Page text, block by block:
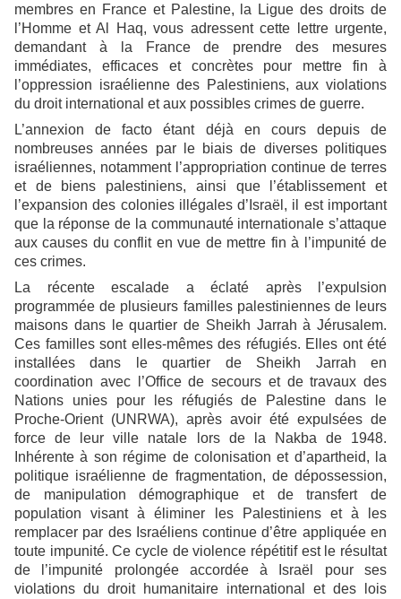
membres en France et Palestine, la Ligue des droits de
l’Homme et Al Haq, vous adressent cette lettre urgente,
demandant à la France de prendre des mesures
immédiates, efficaces et concrètes pour mettre fin à
l’oppression israélienne des Palestiniens, aux violations
du droit international et aux possibles crimes de guerre.
L’annexion de facto étant déjà en cours depuis de
nombreuses années par le biais de diverses politiques
israéliennes, notamment l’appropriation continue de terres
et de biens palestiniens, ainsi que l’établissement et
l’expansion des colonies illégales d’Israël, il est important
que la réponse de la communauté internationale s’attaque
aux causes du conflit en vue de mettre fin à l’impunité de
ces crimes.
La récente escalade a éclaté après l’expulsion
programmée de plusieurs familles palestiniennes de leurs
maisons dans le quartier de Sheikh Jarrah à Jérusalem.
Ces familles sont elles-mêmes des réfugiés. Elles ont été
installées dans le quartier de Sheikh Jarrah en
coordination avec l’Office de secours et de travaux des
Nations unies pour les réfugiés de Palestine dans le
Proche-Orient (UNRWA), après avoir été expulsées de
force de leur ville natale lors de la Nakba de 1948.
Inhérente à son régime de colonisation et d’apartheid, la
politique israélienne de fragmentation, de dépossession,
de manipulation démographique et de transfert de
population visant à éliminer les Palestiniens et à les
remplacer par des Israéliens continue d’être appliquée en
toute impunité. Ce cycle de violence répétitif est le résultat
de l’impunité prolongée accordée à Israël pour ses
violations du droit humanitaire international et des lois